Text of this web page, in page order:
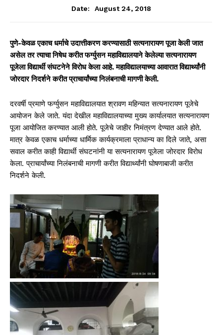
Date:
August 24, 2018
पुणे-केवळ एकाच धर्माचे उदात्तीकरण करण्यासाठी सत्यनारायण पूजा केली जात
असेल तर त्याचा निषेध करीत फर्ग्युसन महाविद्यालयाने केलेल्या सत्यनारायण
पूजेला विद्यार्थी संघटनेने विरोध केला आहे. महाविद्यालयाच्या आवारात विद्यार्थ्यांनी
जोरदार निदर्शने करीत प्राचार्यांच्या निलंबनाची मागणी केली.
दरवर्षी प्रमाणे फर्ग्युसन महाविद्यालयात श्रावण महिन्यात सत्यनारायण पूजेचे
आयोजन केले जाते. यंदा देखील महाविद्यालयाच्या मुख्य कार्यालयात सत्यनारायण
पूजा आयोजित करण्यात आली होते. पूजेचे जाहीर निमंत्रण देण्यात आले होते.
मात्र केवळ एकाच धर्माच्या धार्मिक कार्यक्रमाला प्राधान्य का दिले जाते, असा
सवाल करीत काही विद्यार्थी संघटनांनी या सत्यनारायण पूजेला जोरदार विरोध
केला. प्राचार्यांच्या निलंबनाची मागणी करीत विद्यार्थ्यांनी घोषणाबाजी करीत
निदर्शने केली.